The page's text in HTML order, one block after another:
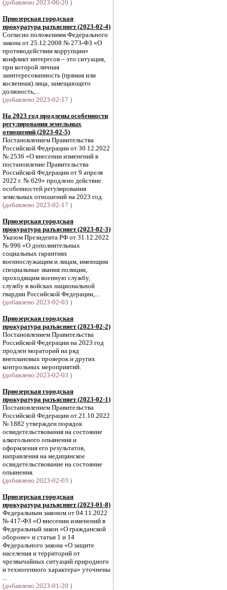
(добавлено 2023-06-20 )
Приозерская городская
прокуратура разъясняет (2023-02-4)
Согласно положениям Федерального
закона от 25.12.2008 № 273-ФЗ «О
противодействии коррупции»
конфликт интересов – это ситуация,
при которой личная
заинтересованность (прямая или
косвенная) лица, замещающего
должность,...
(добавлено 2023-02-17 )
На 2023 год продлены особенности
регулирования земельных
отношений (2023-02-5)
Постановлением Правительства
Российской Федерации от 30.12.2022
№ 2536 «О внесении изменений в
постановление Правительства
Российской Федерации от 9 апреля
2022 г. № 629» продлено действие
особенностей регулирования
земельных отношений на 2023 год.
(добавлено 2023-02-17 )
Приозерская городская
прокуратура разъясняет (2023-02-3)
Указом Президента РФ от 31.12.2022
№ 996 «О дополнительных
социальных гарантиях
военнослужащим и лицам, имеющим
специальные звания полиции,
проходящим военную службу,
службу в войсках национальной
гвардии Российской Федерации,...
(добавлено 2023-02-03 )
Приозерская городская
прокуратура разъясняет (2023-02-2)
Постановлением Правительства
Российской Федерации на 2023 год
продлен мораторий на ряд
внеплановых проверок и других
контрольных мероприятий.
(добавлено 2023-02-03 )
Приозерская городская
прокуратура разъясняет (2023-02-1)
Постановлением Правительства
Российской Федерации от 21.10.2022
№ 1882 утвержден порядок
освидетельствования на состояние
алкогольного опьянения и
оформления его результатов,
направления на медицинское
освидетельствование на состояние
опьянения.
(добавлено 2023-02-03 )
Приозерская городская
прокуратура разъясняет (2023-01-8)
Федеральным законом от 04.11.2022
№ 417-ФЗ «О внесении изменений в
Федеральный закон «О гражданской
обороне» и статьи 1 и 14
Федерального закона «О защите
населения и территорий от
чрезвычайных ситуаций природного
и техногенного характера» уточнены
...
(добавлено 2023-01-20 )